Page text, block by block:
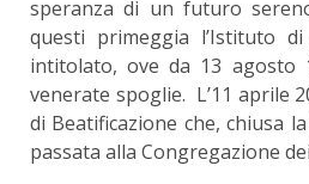
speranza di un futuro
questi primeggia l’Istituto
intitolato, ove da 13 agosto
venerate spoglie. L’11 aprile
di Beatificazione che, chiusa
passata alla Congregazione